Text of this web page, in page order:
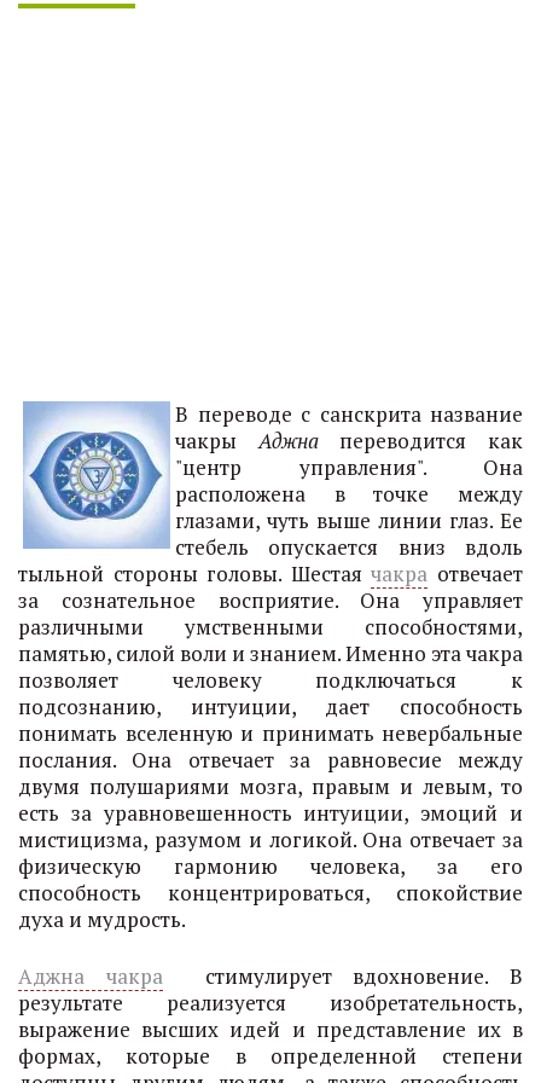
В переводе с санскрита название
чакрыАджнапереводится как
"центр управления". Она
расположена в точке между
глазами, чуть выше линии глаз. Ее
стебель опускается вниз вдоль
тыльной стороны головы. Шестаячакра отвечает
за сознательное восприятие. Она управляет
различными умственными способностями,
памятью, силой воли и знанием. Именно эта чакра
позволяет человеку подключаться к
подсознанию, интуиции, дает способность
понимать вселенную и принимать невербальные
послания. Она отвечает за равновесие между
двумя полушариями мозга, правым и левым, то
есть за уравновешенность интуиции, эмоций и
мистицизма, разумом и логикой. Она отвечает за
физическую гармонию человека, за его
способность концентрироваться, спокойствие
духа и мудрость.
Аджна чакрастимулирует вдохновение. В
результате реализуется изобретательность,
выражение высших идей и представление их в
формах, которые в определенной степени